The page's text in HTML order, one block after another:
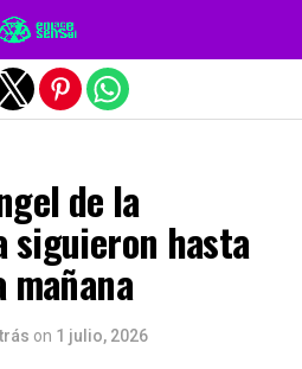
de la
siguieron hasta
mañana
on 1 julio, 2026
la versión móvil